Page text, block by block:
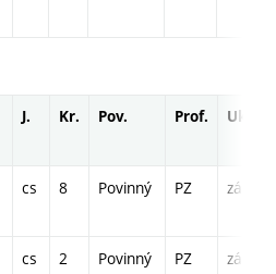
J. Kr. Pov. Prof. Uk.
cs 8 Povinný PZ zá
cs 2 Povinný PZ zá